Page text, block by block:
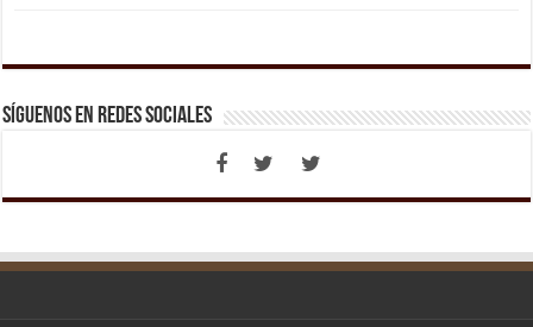
Síguenos en Redes Sociales